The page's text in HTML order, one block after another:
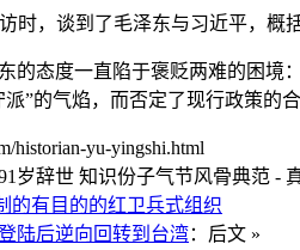
时，谈到了毛泽东与习近平，概
的态度一直陷于褒贬两难的困境
”的气焰，而否定了现行政策的合
historian-yu-yingshi.html
岁辞世 知识份子气节风骨典范 -
的有目的的红卫兵式组织
陆后逆向回转到台湾：后文 »